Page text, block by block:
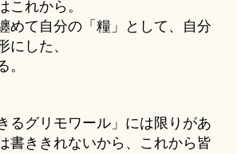
これから。
めて自分の「糧」として、自分
にした、
。
るグリモワール」には限りがあ
書ききれないから、これから皆